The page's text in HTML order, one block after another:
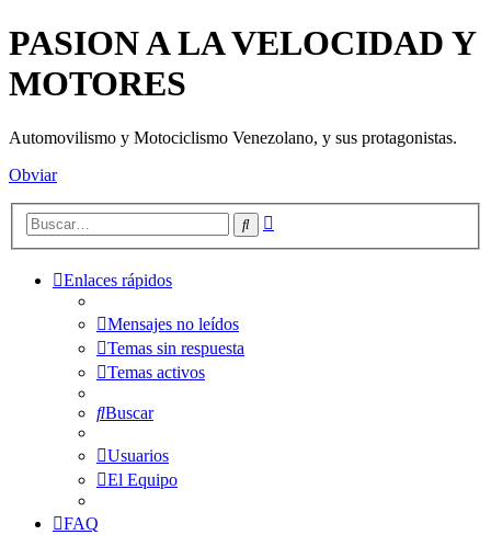
PASION A LA VELOCIDAD Y
MOTORES
Automovilismo y Motociclismo Venezolano, y sus protagonistas.
Obviar
Buscar
Enlaces rápidos
Mensajes no leídos
Temas sin respuesta
Temas activos
Buscar
Usuarios
El Equipo
FAQ